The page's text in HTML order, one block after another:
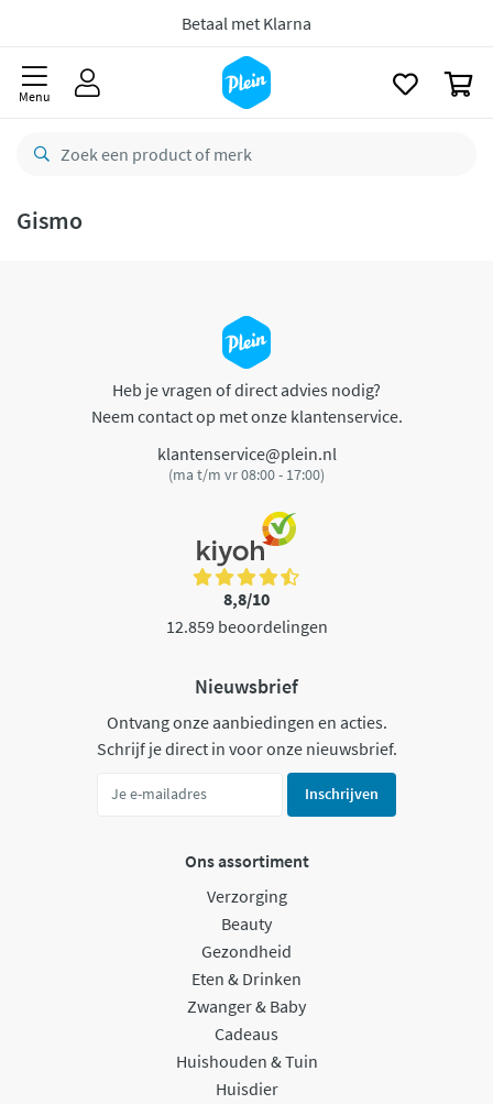
Betaal met Klarna
Menu
Gismo
Heb je vragen of direct advies nodig?
Neem contact op met onze klantenservice.
klantenservice@plein.nl
(ma t/m vr 08:00 - 17:00)
8,8/10
12.859 beoordelingen
Nieuwsbrief
Ontvang onze aanbiedingen en acties.
Schrijf je direct in voor onze nieuwsbrief.
Inschrijven
Ons assortiment
Verzorging
Beauty
Gezondheid
Eten & Drinken
Zwanger & Baby
Cadeaus
Huishouden & Tuin
Huisdier